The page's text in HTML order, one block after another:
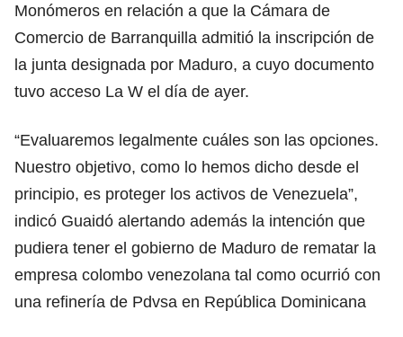
Monómeros en relación a que la Cámara de
Comercio de Barranquilla admitió la inscripción de
la junta designada por Maduro, a cuyo documento
tuvo acceso La W el día de ayer.
“Evaluaremos legalmente cuáles son las opciones.
Nuestro objetivo, como lo hemos dicho desde el
principio, es proteger los activos de Venezuela”,
indicó Guaidó alertando además la intención que
pudiera tener el gobierno de Maduro de rematar la
empresa colombo venezolana tal como ocurrió con
una refinería de Pdvsa en República Dominicana